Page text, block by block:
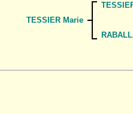
TESSIER Marie